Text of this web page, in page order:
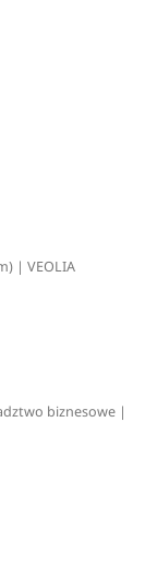
| VEOLIA
biznesowe |